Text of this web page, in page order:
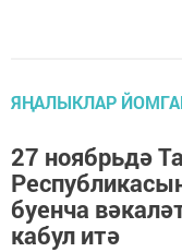
ЯҢАЛЫКЛАР
27 ноябрьдә
буенча
кабул итә